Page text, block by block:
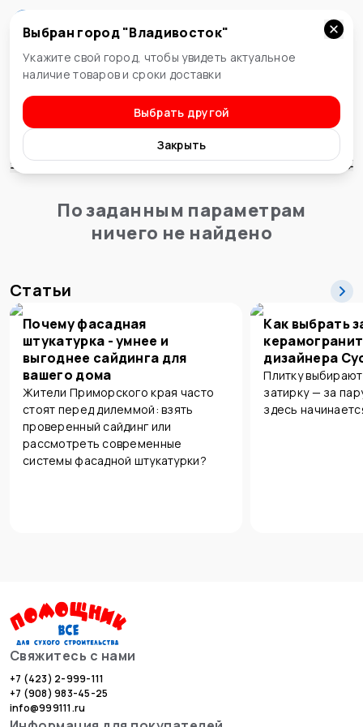
Владивосток
Выбран город "Владивосток"
Укажите свой город, чтобы увидеть актуальное
наличие товаров и сроки доставки
Выбрать другой
Закрыть
Насосное оборудование
Дренажные
Сортировка
По заданным параметрам
ничего не найдено
Статьи
Почему фасадная
штукатурка - умнее и
выгоднее сайдинга для
вашего дома
Жители Приморского края часто
стоят перед дилеммой: взять
проверенный сайдинг или
рассмотреть современные
системы фасадной штукатурки?
Как выбрать
дизайнера
Плитку
затирку — за
здесь
Свяжитесь с нами
+7 (423) 2-999-111
+7 (908) 983-45-25
info@999111.ru